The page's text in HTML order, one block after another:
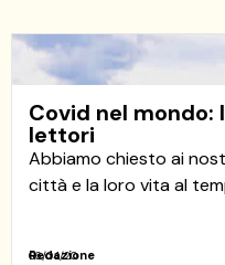
Covid nel
lettori
Abbiamo chiesto ai
città e la loro vita al
06/04/20
Redazione